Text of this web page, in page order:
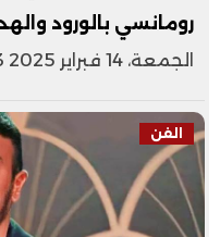
رومانسي بالورود
الجمعة، 14 فبراير 2025 01:43 م
الفن